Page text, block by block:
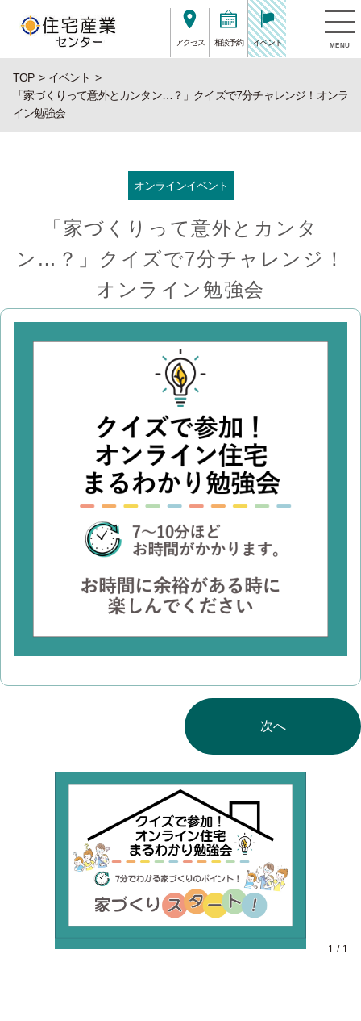
アクセス 相談予約 イベント MENU
TOP
イベント
「家づくりって意外とカンタン…？」クイズで7分チャレンジ！オンラ
イン勉強会
オンラインイベント
「家づくりって意外とカンタ
ン…？」クイズで7分チャレンジ！
オンライン勉強会
次へ
1 / 1